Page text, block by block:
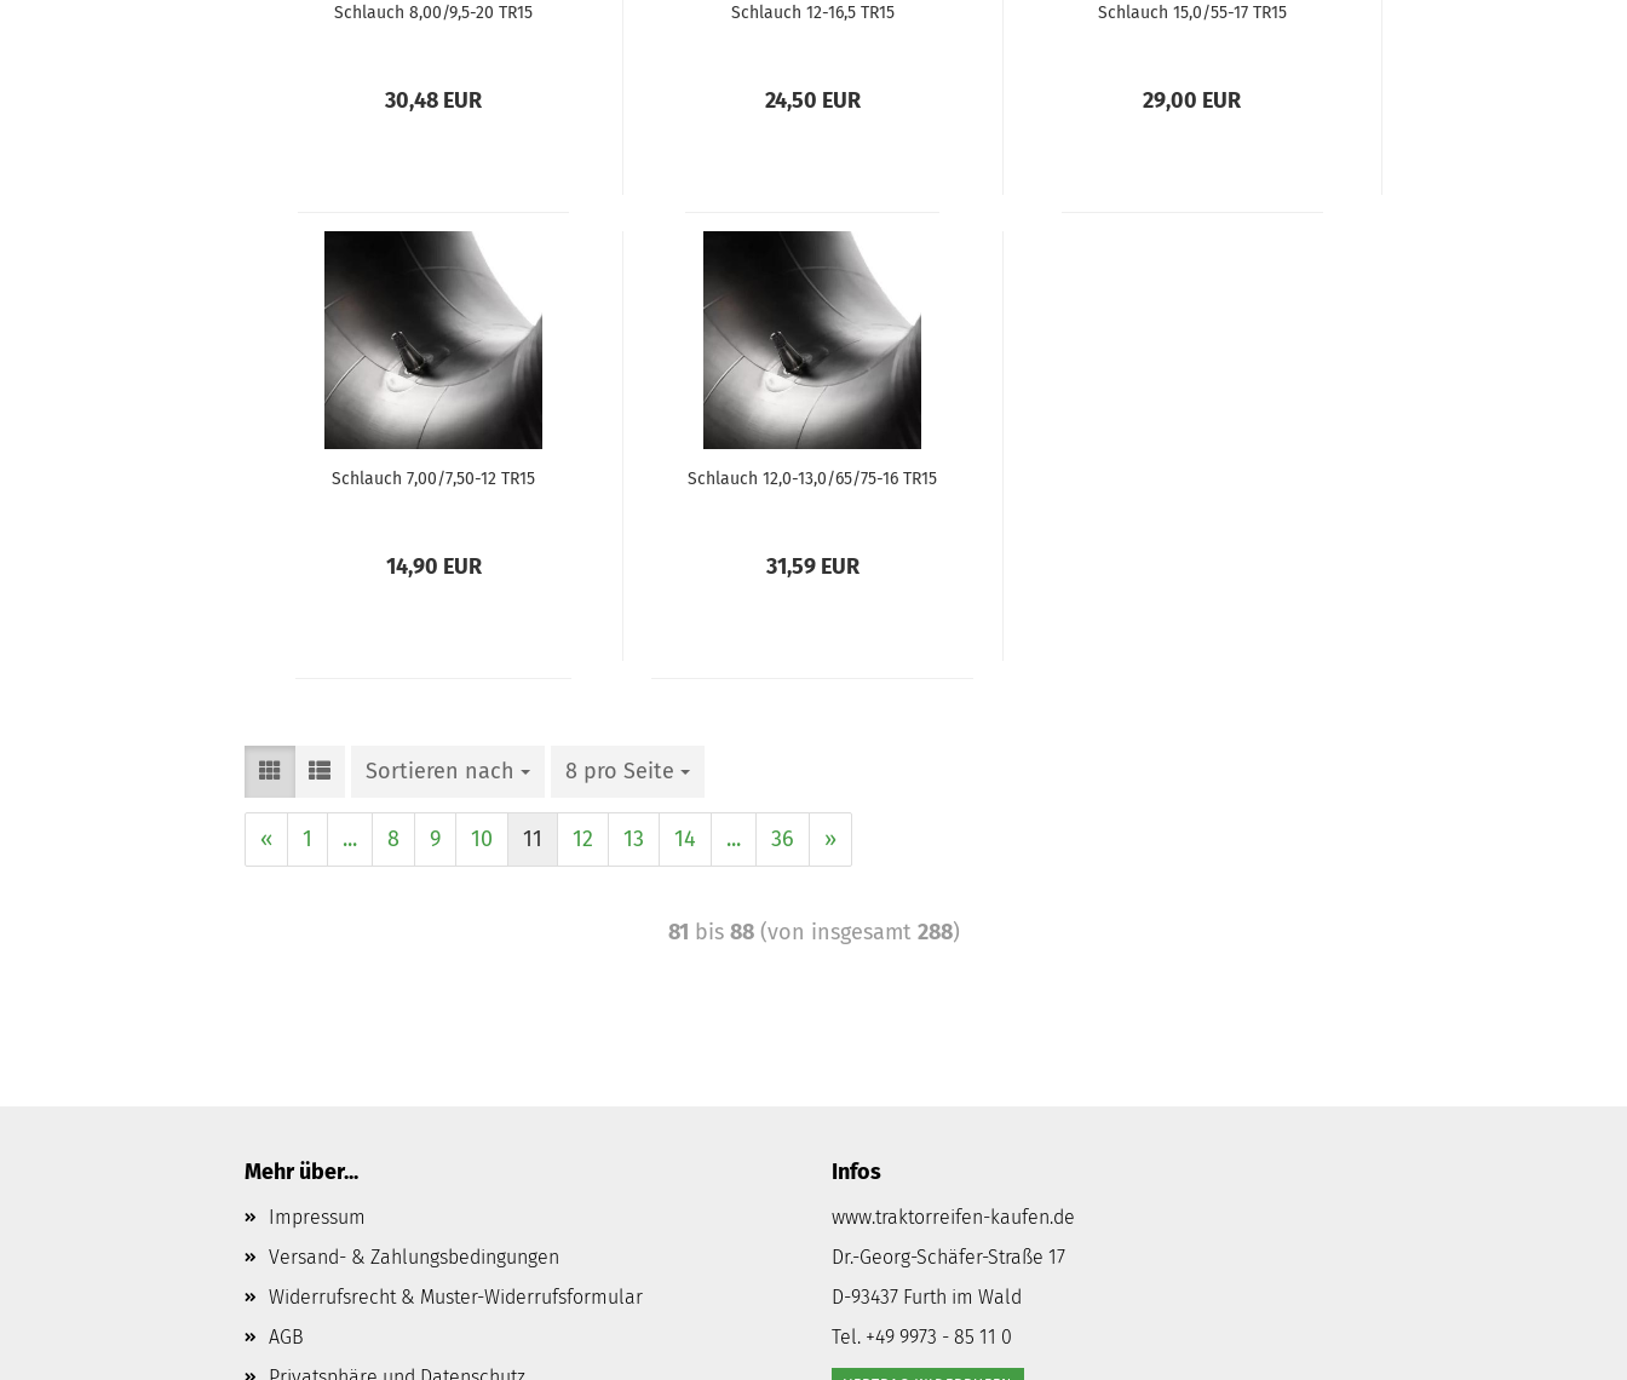
Schlauch 8,00/9,5-20 TR15
30,48 EUR
Schlauch 12-16,5 TR15
24,50 EUR
Schlauch 15,0/55-17 TR15
29,00 EUR
Schlauch 7,00/7,50-12 TR15
14,90 EUR
Schlauch 12,0-13,0/65/75-16 TR15
31,59 EUR
Sortieren nach 8 pro Seite
« 1 ... 8 9 10 11 12 13 14 ... 36 »
81 bis 88(von insgesamt 288)
Mehr über...
Impressum
Versand- & Zahlungsbedingungen
Widerrufsrecht & Muster-Widerrufsformular
AGB
Infos
www.traktorreifen-kaufen.de
Dr.-Georg-Schäfer-Straße 17
D-93437 Furth im Wald
Tel. +49 9973 - 85 11 0